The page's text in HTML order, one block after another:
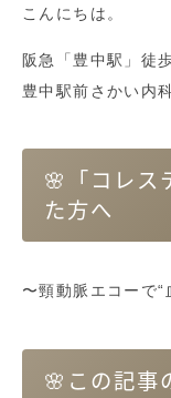
こんにちは。
阪急「豊中駅」徒
豊中駅前さかい内
🌸「コレス
た方へ
〜頸動脈エコーで“
🌸この記事